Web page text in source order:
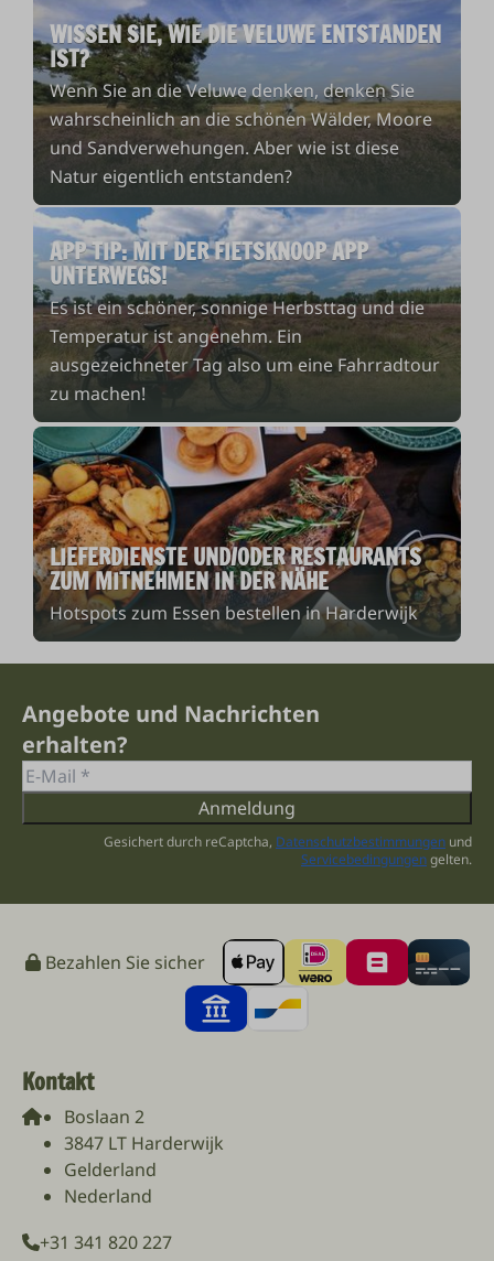
WISSEN SIE, WIE DIE VELUWE ENTSTANDEN
IST?
Wenn Sie an die Veluwe denken, denken Sie
wahrscheinlich an die schönen Wälder, Moore
und Sandverwehungen. Aber wie ist diese
Natur eigentlich entstanden?
APP TIP: MIT DER FIETSKNOOP APP
UNTERWEGS!
Es ist ein schöner, sonnige Herbsttag und die
Temperatur ist angenehm. Ein
ausgezeichneter Tag also um eine Fahrradtour
zu machen!
LIEFERDIENSTE UND/ODER RESTAURANTS
ZUM MITNEHMEN IN DER NÄHE
Hotspots zum Essen bestellen in Harderwijk
Angebote und Nachrichten
erhalten?
Anmeldung
Gesichert durch reCaptcha, Datenschutzbestimmungen und
Servicebedingungengelten.
Bezahlen Sie sicher
Kontakt
Boslaan 2
3847 LT Harderwijk
Gelderland
Nederland
+31 341 820 227